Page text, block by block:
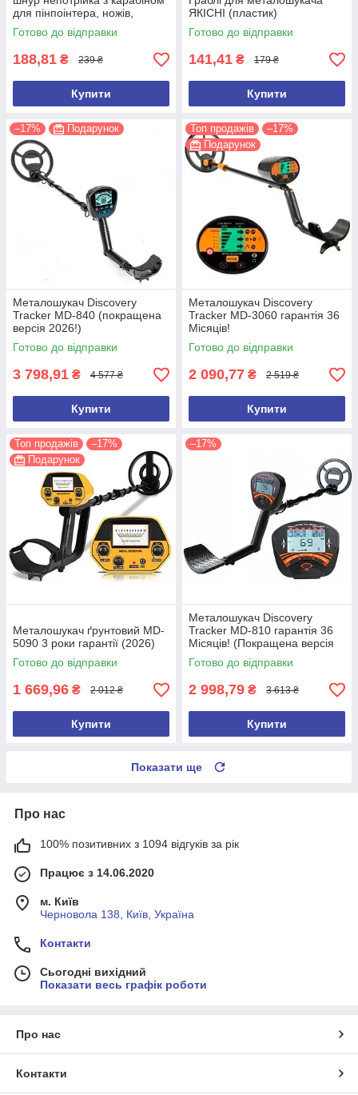
для пінпоінтера, ножів,
ліхтарів, рацій, ключів
Готово до відправки
188,81 ₴ 239 ₴
Купити
ЯКІСНІ (пластик)
Готово до відправки
141,41 ₴ 179 ₴
Купити
–17% Подарунок
Металошукач Discovery
Tracker MD-840 (покращена
версія 2026!)
Готово до відправки
3 798,91 ₴ 4 577 ₴
Купити
Топ продажів
–17%
Подарунок
Металошукач Discovery
Tracker MD-3060 гарантія 36
Місяців!
Готово до відправки
2 090,77 ₴ 2 519 ₴
Купити
Топ продажів
–17%
Подарунок
Металошукач ґрунтовий MD-
5090 3 роки гарантії (2026)
Готово до відправки
1 669,96 ₴ 2 012 ₴
Купити
–17%
Металошукач Discovery
Tracker MD-810 гарантія 36
Місяців! (Покращена версія
2026 року)
Готово до відправки
2 998,79 ₴ 3 613 ₴
Купити
Показати ще
Про нас
100% позитивних з 1094 відгуків за рік
Працює з 14.06.2020
м. Київ
Черновола 138, Київ, Україна
Контакти
Сьогодні вихідний
Показати весь графік роботи
Про нас
Контакти